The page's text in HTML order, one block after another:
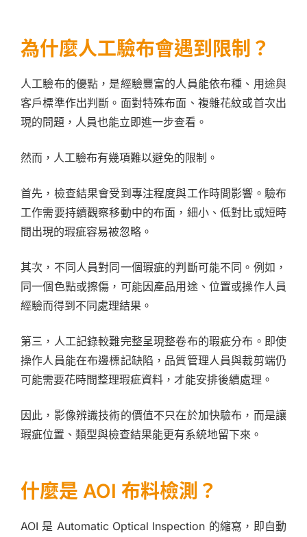
為什麼人工驗布會遇到限制？
人工驗布的優點，是經驗豐富的人員能依布種、用途與
客戶標準作出判斷。面對特殊布面、複雜花紋或首次出
現的問題，人員也能立即進一步查看。
然而，人工驗布有幾項難以避免的限制。
首先，檢查結果會受到專注程度與工作時間影響。驗布
工作需要持續觀察移動中的布面，細小、低對比或短時
間出現的瑕疵容易被忽略。
其次，不同人員對同一個瑕疵的判斷可能不同。例如，
同一個色點或擦傷，可能因產品用途、位置或操作人員
經驗而得到不同處理結果。
第三，人工記錄較難完整呈現整卷布的瑕疵分布。即使
操作人員能在布邊標記缺陷，品質管理人員與裁剪端仍
可能需要花時間整理瑕疵資料，才能安排後續處理。
因此，影像辨識技術的價值不只在於加快驗布，而是讓
瑕疵位置、類型與檢查結果能更有系統地留下來。
什麼是 AOI 布料檢測？
AOI 是 Automatic Optical Inspection 的縮寫，即自動